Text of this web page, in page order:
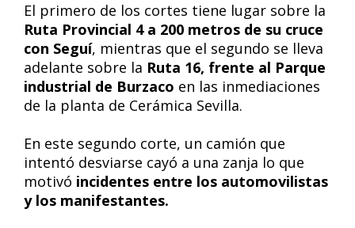
El primero de los cortes tiene lugar sobre la
Ruta Provincial 4 a 200 metros de su cruce
con Seguí, mientras que el segundo se lleva
adelante sobre la Ruta 16, frente al Parque
industrial de Burzaco en las inmediaciones
de la planta de Cerámica Sevilla.
En este segundo corte, un camión que
intentó desviarse cayó a una zanja lo que
motivó incidentes entre los automovilistas
y los manifestantes.